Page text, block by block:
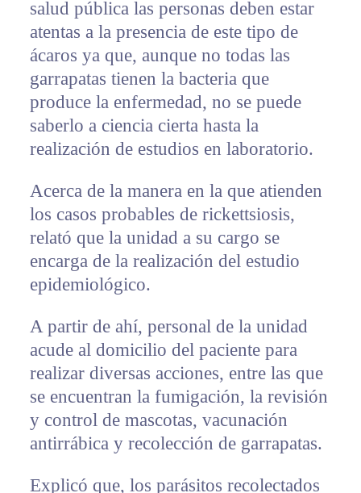
salud pública las personas deben estar
atentas a la presencia de este tipo de
ácaros ya que, aunque no todas las
garrapatas tienen la bacteria que
produce la enfermedad, no se puede
saberlo a ciencia cierta hasta la
realización de estudios en laboratorio.
Acerca de la manera en la que atienden
los casos probables de rickettsiosis,
relató que la unidad a su cargo se
encarga de la realización del estudio
epidemiológico.
A partir de ahí, personal de la unidad
acude al domicilio del paciente para
realizar diversas acciones, entre las que
se encuentran la fumigación, la revisión
y control de mascotas, vacunación
antirrábica y recolección de garrapatas.
Explicó que, los parásitos recolectados